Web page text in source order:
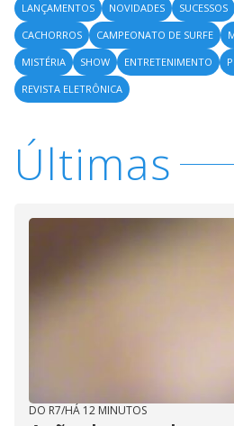
LANÇAMENTOS
NOVIDADES SUCESSOS
CACHORROS
CAMPEONATO DE SURFE
MISTÉRIA
SHOW ENTRETENIMENTO
REVISTA ELETRÔNICA
Últimas
DO R7/HÁ 12 MINUTOS